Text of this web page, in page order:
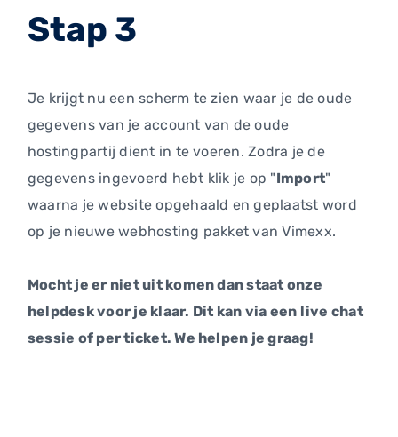
Stap 3
Je krijgt nu een scherm te zien waar je de oude
gegevens van je account van de oude
hostingpartij dient in te voeren. Zodra je de
gegevens ingevoerd hebt klik je op "Import"
waarna je website opgehaald en geplaatst word
op je nieuwe webhosting pakket van Vimexx.
Mocht je er niet uit komen dan staat onze
helpdesk voor je klaar. Dit kan via een live chat
sessie of per ticket. We helpen je graag!